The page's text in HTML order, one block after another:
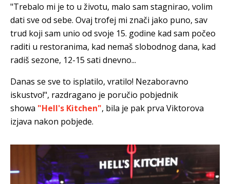
"Trebalo mi je to u životu, malo sam stagnirao, volim
dati sve od sebe. Ovaj trofej mi znači jako puno, sav
trud koji sam unio od svoje 15. godine kad sam počeo
raditi u restoranima, kad nemaš slobodnog dana, kad
radiš sezone, 12-15 sati dnevno...
Danas se sve to isplatilo, vratilo! Nezaboravno
iskustvo!", razdragano je poručio pobjednik
showa "Hell's Kitchen", bila je pak prva Viktorova
izjava nakon pobjede.